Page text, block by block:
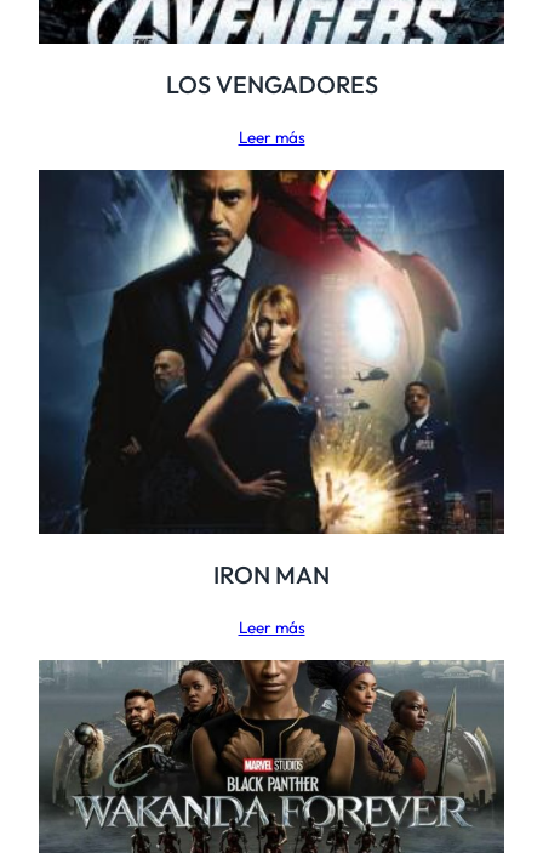
LOS VENGADORES
Leer más
IRON MAN
Leer más